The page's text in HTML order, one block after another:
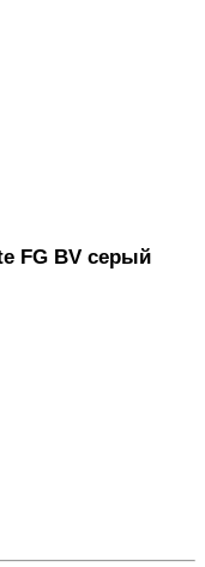
FG BV серый